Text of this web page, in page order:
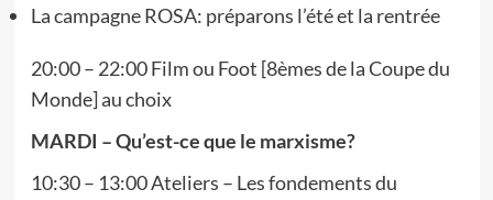
La campagne ROSA: préparons l’été et la rentrée
20:00 – 22:00 Film ou Foot [8èmes de la Coupe du
Monde] au choix
MARDI – Qu’est-ce que le marxisme?
10:30 – 13:00 Ateliers – Les fondements du